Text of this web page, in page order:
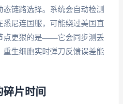
链路选择。系统会自动检测
悉尼连国服，可能绕过美国直
点更狠的是——它会同步测丢
重生细胞实时弹刀反馈误差能
片时间